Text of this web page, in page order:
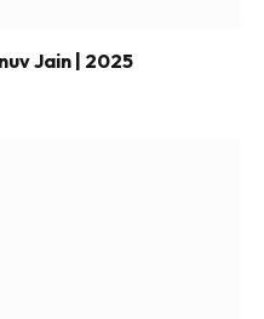
Jain | 2025